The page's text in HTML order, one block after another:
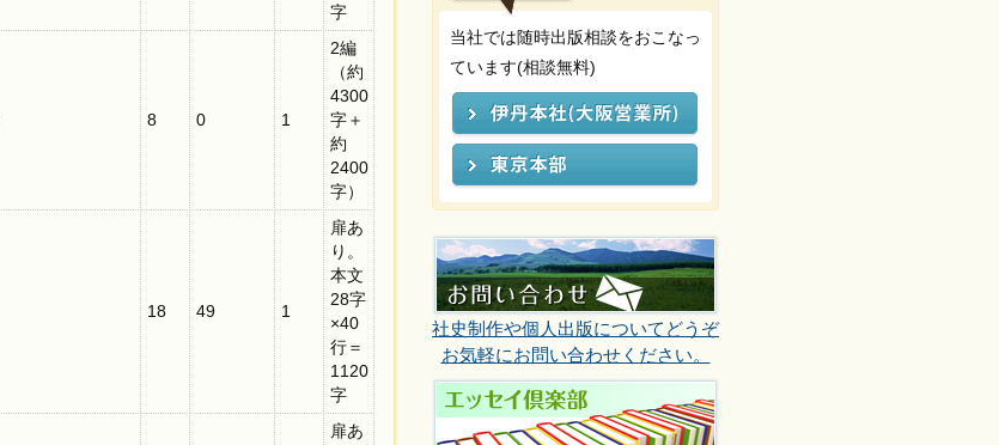
字
8 0 1
2編
（約
4300
字＋
約
2400
字）
18 49 1
扉あ
り。
本文
28字
×40
行＝
1120
字
扉あ
当社では随時出版相談をおこなっ
ています(相談無料)
社史制作や個人出版についてどうぞ
お気軽にお問い合わせください。